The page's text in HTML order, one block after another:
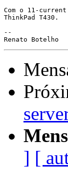
Com o 11-current
ThinkPad T430.
--
] [